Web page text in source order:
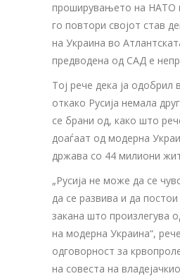
проширувањето на НАТО
го повтори својот став
на Украина во
предводена од САД е
Тој рече дека ја одобрил
откако Русија немала
се брани од, како што
доаѓаат од модерна
држава со 44 милиони
„Русија не може да се
да се развива и да
закана што произлегува
на модерна Украина“,
одговорност за
на совеста на